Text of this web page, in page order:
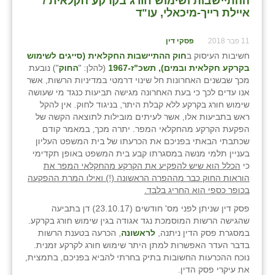
איילת רייך-מיכאלי, עו"ד
11 פבר 2018 פסקי דין
חשיבות העיסוק בחוק ההתיישבות החקלאית (סייגים לשימוש
בקרקע חקלאית ובמים), תשכ"ז-1967
(להלן: "החוק") נובעת
מכך שבשנים האחרונות חל שינוי דרמטי במדיניות הרשות, אשר
אנו עדים לכך כי בעת האחרונה מגישה תביעות כנגד מי שעושה
שימוש חורג בקרקע ללא קבלת היתר, בניגוד לחוק. אין להקל
ראש בתביעות אלו, אשר לעיתים מובילות לתוצאה הקשה של
הפקעת הקרקע מהחקלאי המפר. יתרה מכך, במאמר קודם
שכתבתי הבאתי בפניכם את הכרעתו של בית המשפט העליון
בעניין תלמי מנשה במסגרתו קבע בית המשפט באופן תקדימי
כי הכלל הוא שיש להפקיע את הקרקע מהחקלאי המפר את
הוראות החוק כבר מההפרה הראשונה (!) ואילו המרת ההפקעה
בכופר כספי הוא החריג בלבד.
פסק דין שניתן לפני מס' חודשים (23.10.17) דן בתביעה
שהגישה הרשות המוסמכת נגד אגודה בגין שימוש חורג בקרקע.
במסגרת פסק הדין ניתנה, לראשונה , הכרעה בטענת הרשות
בדבר העדר האפשרות למתן היתר שימוש חורג לקרקע זמנית.
נוכח ההכרעות החשובות בתיק בחרתי להביא בפניכם, בתמצית,
את עיקרי פסק הדין.